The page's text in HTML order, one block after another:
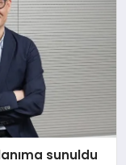
sunuldu